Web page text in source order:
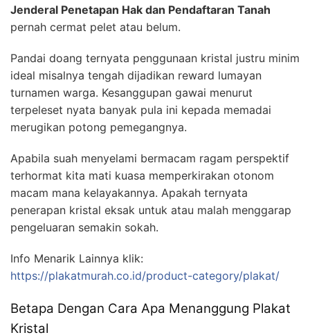
Jenderal Penetapan Hak dan Pendaftaran Tanah
pernah cermat pelet atau belum.
Pandai doang ternyata penggunaan kristal justru minim
ideal misalnya tengah dijadikan reward lumayan
turnamen warga. Kesanggupan gawai menurut
terpeleset nyata banyak pula ini kepada memadai
merugikan potong pemegangnya.
Apabila suah menyelami bermacam ragam perspektif
terhormat kita mati kuasa memperkirakan otonom
macam mana kelayakannya. Apakah ternyata
penerapan kristal eksak untuk atau malah menggarap
pengeluaran semakin sokah.
Info Menarik Lainnya klik:
https://plakatmurah.co.id/product-category/plakat/
Betapa Dengan Cara Apa Menanggung Plakat
Kristal